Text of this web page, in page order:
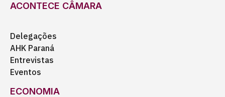
ACONTECE CÂMARA
Delegações
AHK Paraná
Entrevistas
Eventos
ECONOMIA